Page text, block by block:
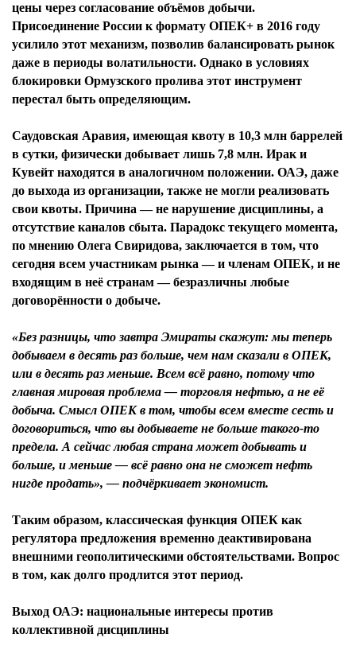
цены через согласование объёмов добычи.
Присоединение России к формату ОПЕК+ в 2016 году
усилило этот механизм, позволив балансировать рынок
даже в периоды волатильности. Однако в условиях
блокировки Ормузского пролива этот инструмент
перестал быть определяющим.
Саудовская Аравия, имеющая квоту в 10,3 млн баррелей
в сутки, физически добывает лишь 7,8 млн. Ирак и
Кувейт находятся в аналогичном положении. ОАЭ, даже
до выхода из организации, также не могли реализовать
свои квоты. Причина — не нарушение дисциплины, а
отсутствие каналов сбыта. Парадокс текущего момента,
по мнению Олега Свиридова, заключается в том, что
сегодня всем участникам рынка — и членам ОПЕК, и не
входящим в неё странам — безразличны любые
договорённости о добыче.
«Без разницы, что завтра Эмираты скажут: мы теперь
добываем в десять раз больше, чем нам сказали в ОПЕК,
или в десять раз меньше. Всем всё равно, потому что
главная мировая проблема — торговля нефтью, а не её
добыча. Смысл ОПЕК в том, чтобы всем вместе сесть и
договориться, что вы добываете не больше такого-то
предела. А сейчас любая страна может добывать и
больше, и меньше — всё равно она не сможет нефть
нигде продать», — подчёркивает экономист.
Таким образом, классическая функция ОПЕК как
регулятора предложения временно деактивирована
внешними геополитическими обстоятельствами. Вопрос
в том, как долго продлится этот период.
Выход ОАЭ: национальные интересы против
коллективной дисциплины